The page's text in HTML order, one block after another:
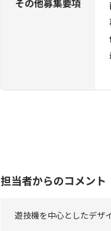
その他募集要項
担当者からのコメント
遊技機を中心としたデザ